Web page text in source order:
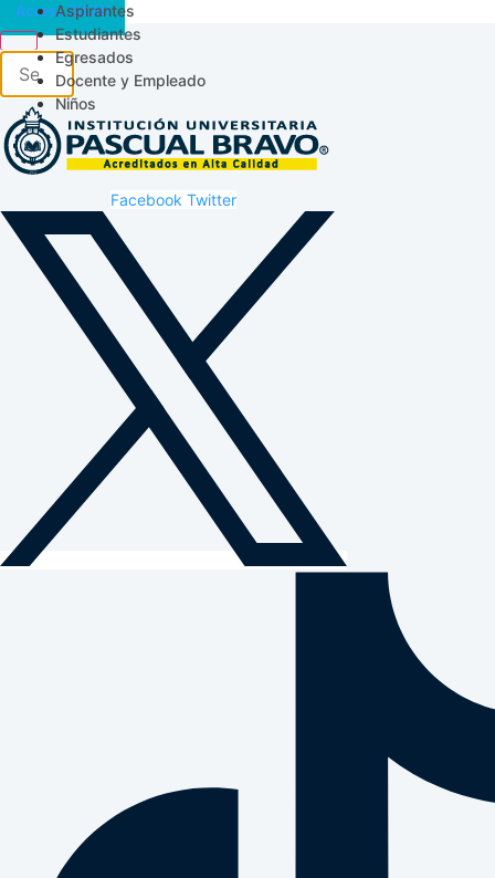
Aspirantes
Estudiantes
Egresados
Docente y Empleado
Niños
Acceso SICAU
Facebook Twitter